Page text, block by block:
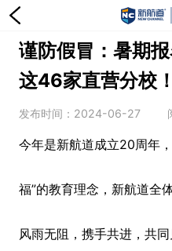
谨防假冒：暑期
这46家直营分校！
发布时间：2024-06-27
今年是新航道成立20周年
福”的教育理念，新航道全
风雨无阻，携手共进，共